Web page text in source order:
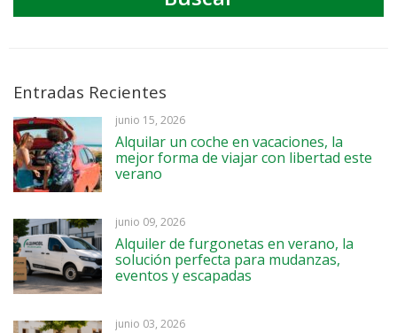
Entradas Recientes
junio 15, 2026
Alquilar un coche en vacaciones, la
mejor forma de viajar con libertad este
verano
junio 09, 2026
Alquiler de furgonetas en verano, la
solución perfecta para mudanzas,
eventos y escapadas
junio 03, 2026